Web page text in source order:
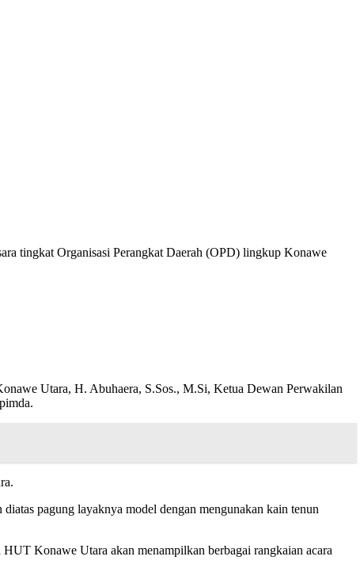
tingkat Organisasi Perangkat Daerah (OPD) lingkup Konawe
Utara, H. Abuhaera, S.Sos., M.Si, Ketua Dewan Perwakilan
pagung layaknya model dengan mengunakan kain tenun
Konawe Utara akan menampilkan berbagai rangkaian acara